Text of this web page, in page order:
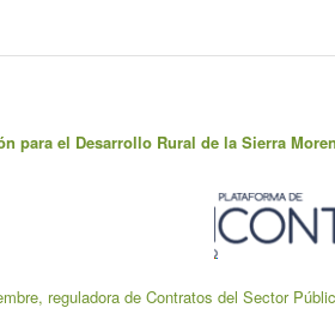
para el Desarrollo Rural de la Sierra
reguladora de Contratos del Sector